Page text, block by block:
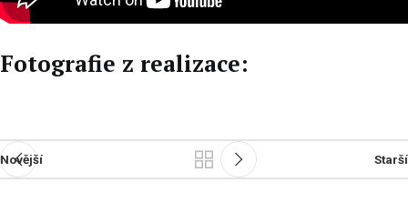
Fotografie z realizace:
Novější Starší